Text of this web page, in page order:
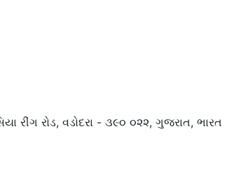
રીંગ રોડ, વડોદરા - ૩૯૦ ૦૨૨, ગુજરાત, ભારત